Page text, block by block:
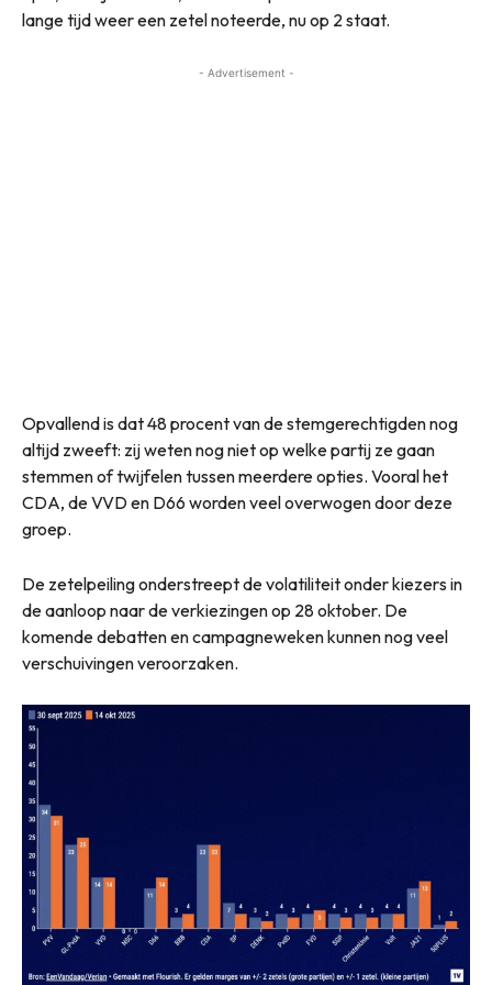
lange tijd weer een zetel noteerde, nu op 2 staat.
- Advertisement -
Opvallend is dat 48 procent van de stemgerechtigden nog
altijd zweeft: zij weten nog niet op welke partij ze gaan
stemmen of twijfelen tussen meerdere opties. Vooral het
CDA, de VVD en D66 worden veel overwogen door deze
groep.
De zetelpeiling onderstreept de volatiliteit onder kiezers in
de aanloop naar de verkiezingen op 28 oktober. De
komende debatten en campagneweken kunnen nog veel
verschuivingen veroorzaken.